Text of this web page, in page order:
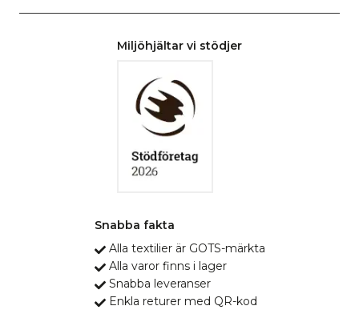
Miljöhjältar vi stödjer
Snabba fakta
Alla textilier är GOTS-märkta
Alla varor finns i lager
Snabba leveranser
Enkla returer med QR-kod